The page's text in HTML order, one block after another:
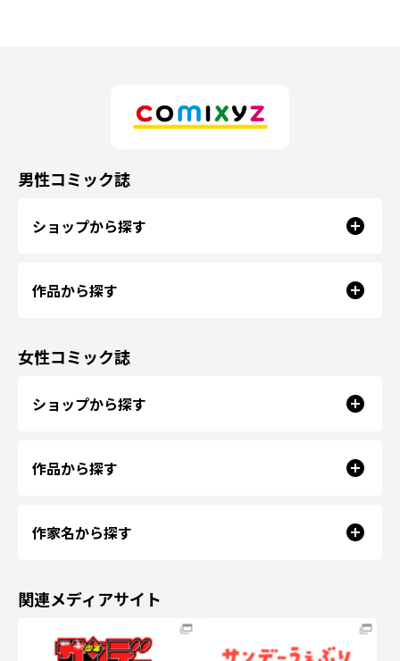
男性コミック誌
ショップから探す
作品から探す
女性コミック誌
ショップから探す
作品から探す
作家名から探す
関連メディアサイト